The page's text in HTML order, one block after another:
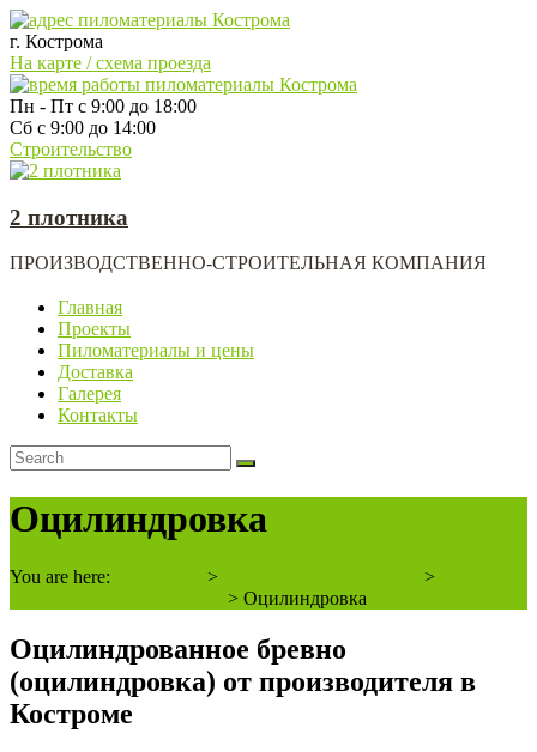
г. Кострома
На карте / схема проезда
Пн - Пт с 9:00 до 18:00
Сб с 9:00 до 14:00
Строительство
2 плотника
ПРОИЗВОДСТВЕННО-СТРОИТЕЛЬНАЯ КОМПАНИЯ
Главная
Проекты
Пиломатериалы и цены
Доставка
Галерея
Контакты
Оцилиндровка
You are here: >
>
> Оцилиндровка
Оцилиндрованное бревно
(оцилиндровка) от производителя в
Костроме